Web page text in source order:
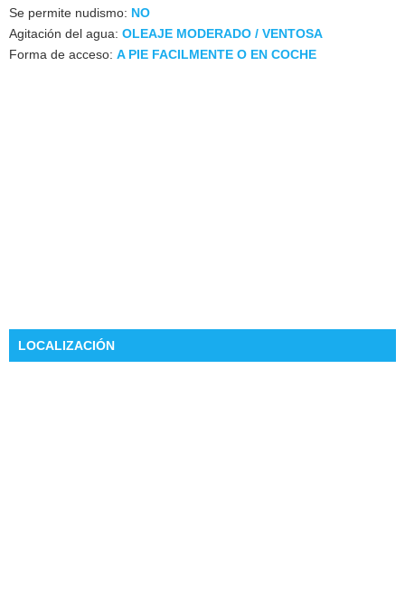
Se permite nudismo: NO
Agitación del agua: OLEAJE MODERADO / VENTOSA
Forma de acceso: A PIE FACILMENTE O EN COCHE
LOCALIZACIÓN